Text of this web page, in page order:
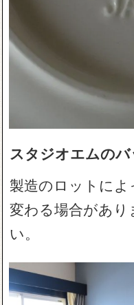
スタジオエムの
製造のロットに
変わる場合があり
い。